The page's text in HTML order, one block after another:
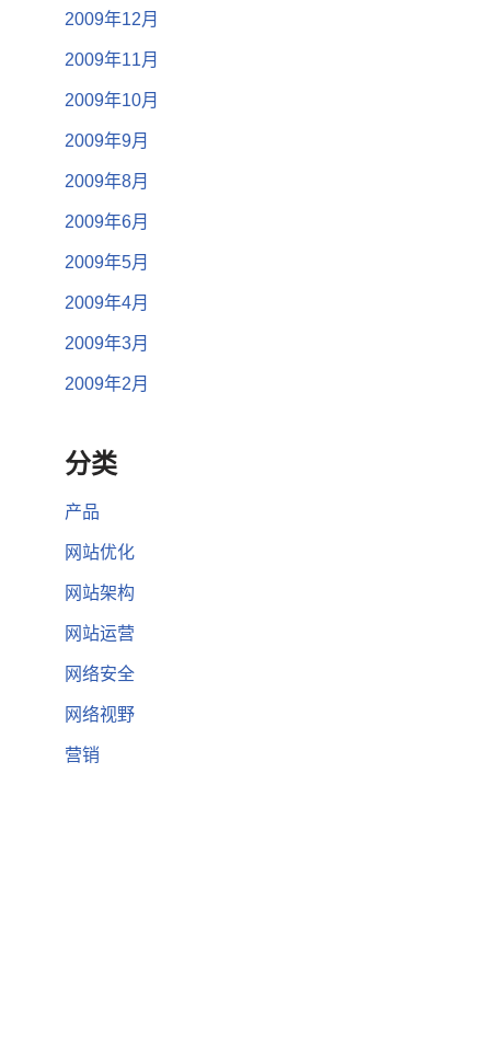
2009年12月
2009年11月
2009年10月
2009年9月
2009年8月
2009年6月
2009年5月
2009年4月
2009年3月
2009年2月
分类
产品
网站优化
网站架构
网站运营
网络安全
网络视野
营销